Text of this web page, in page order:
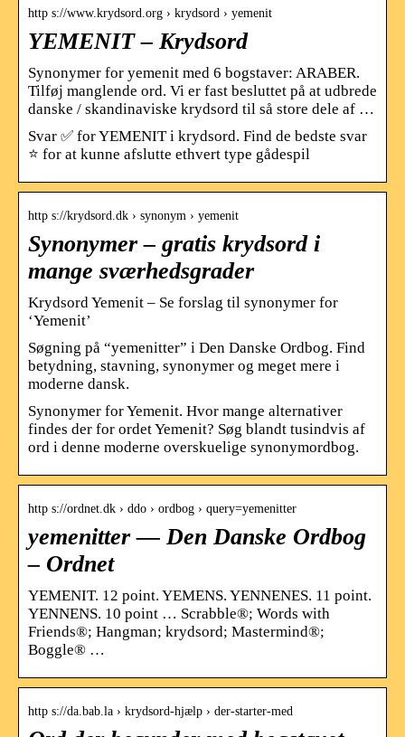
http s://www.krydsord.org › krydsord › yemenit
YEMENIT – Krydsord
Synonymer for yemenit med 6 bogstaver: ARABER.
Tilføj manglende ord. Vi er fast besluttet på at udbrede
danske / skandinaviske krydsord til så store dele af …
Svar ✅ for YEMENIT i krydsord. Find de bedste svar
⭐ for at kunne afslutte ethvert type gådespil
http s://krydsord.dk › synonym › yemenit
Synonymer – gratis krydsord i
mange sværhedsgrader
Krydsord Yemenit – Se forslag til synonymer for
‘Yemenit’
Søgning på “yemenitter” i Den Danske Ordbog. Find
betydning, stavning, synonymer og meget mere i
moderne dansk.
Synonymer for Yemenit. Hvor mange alternativer
findes der for ordet Yemenit? Søg blandt tusindvis af
ord i denne moderne overskuelige synonymordbog.
http s://ordnet.dk › ddo › ordbog › query=yemenitter
yemenitter — Den Danske Ordbog
– Ordnet
YEMENIT. 12 point. YEMENS. YENNENES. 11 point.
YENNENS. 10 point … Scrabble®; Words with
Friends®; Hangman; krydsord; Mastermind®;
Boggle® …
http s://da.bab.la › krydsord-hjælp › der-starter-med